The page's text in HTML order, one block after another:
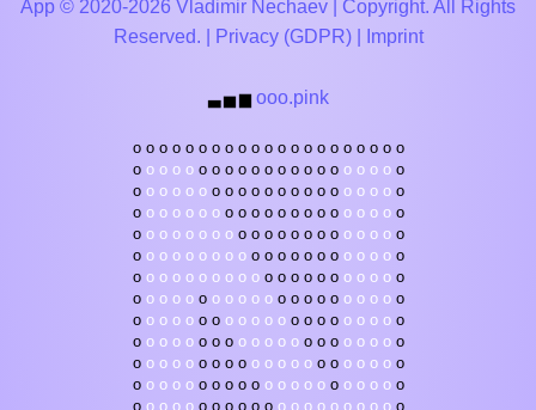
App © 2020-2026 Vladimir Nechaev | Copyright. All Rights
Reserved. |
Privacy (GDPR)| Imprint
▃ ▅ ▆ ooo.pink
o o o o o o o o o o o o o o o o o o o o o
o o o o o o o o o o o o o o o o o o o o o
o o o o o o o o o o o o o o o o o o o o o
o o o o o o o o o o o o o o o o o o o o o
o o o o o o o o o o o o o o o o o o o o o
o o o o o o o o o o o o o o o o o o o o o
o o o o o o o o o o o o o o o o o o o o o
o o o o o o o o o o o o o o o o o o o o o
o o o o o o o o o o o o o o o o o o o o o
o o o o o o o o o o o o o o o o o o o o o
o o o o o o o o o o o o o o o o o o o o o
o o o o o o o o o o o o o o o o o o o o o
o o o o o o o o o o o o o o o o o o o o o